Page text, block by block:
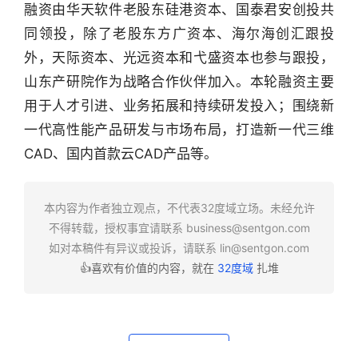
行
快
融资由华天软件老股东硅港资本、国泰君安创投共
同领投，除了老股东方广资本、海尔海创汇跟投
外，天际资本、光远资本和弋盛资本也参与跟投，
山东产研院作为战略合作伙伴加入。本轮融资主要
用于人才引进、业务拓展和持续研发投入；围绕新
一代高性能产品研发与市场布局，打造新一代三维
CAD、国内首款云CAD产品等。
本内容为作者独立观点，不代表32度域立场。未经允许
不得转载，授权事宜请联系 business@sentgon.com
如对本稿件有异议或投诉，请联系 lin@sentgon.com
👍喜欢有价值的内容，就在 32度域扎堆